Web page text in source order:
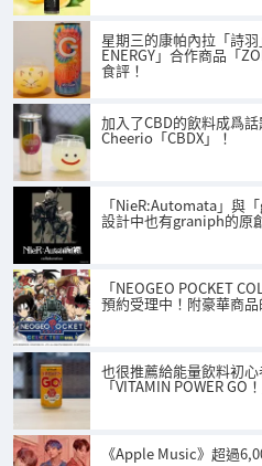
星期三的康帕內拉「詩
ENERGY」合作商品「
食評！
加入了CBD的飲料成爲
Cheerio「CBDX」！
「NieR:Automata」與
設計中也有graniph的原
「NEOGEO POCKET
預約受理中！附豪華商品
也很推薦給能量飲料初
「VITAMIN POWER GO
《Apple Music》超過